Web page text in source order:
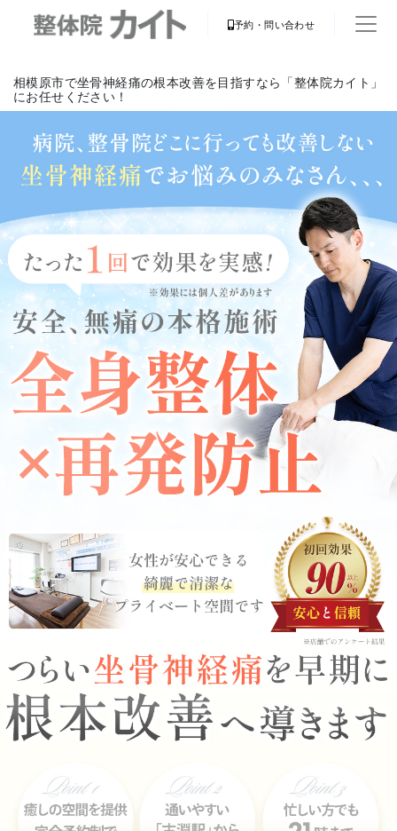
予約・問い合わせ
相模原市で坐骨神経痛の根本改善を目指すなら「整体院カイト」
にお任せください！